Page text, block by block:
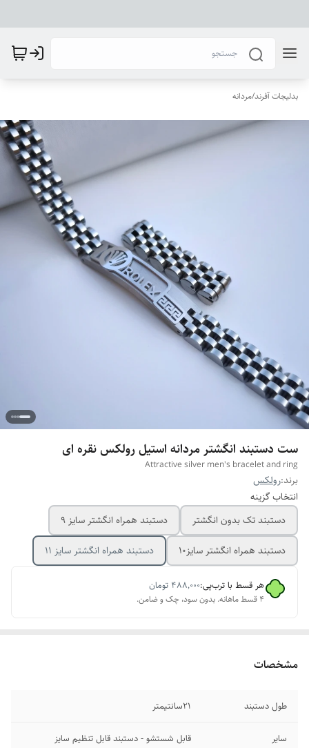
بدلیجات آفرند/مردانه
ست دستبند انگشتر مردانه استیل رولکس نقره ای
Attractive silver men's bracelet and ring
برند:رولکس
انتخاب گزینه
دستبند تک بدون انگشتر
دستبند همراه انگشتر سایز ۹
دستبند همراه انگشتر سایز10
دستبند همراه انگشتر سایز ۱۱
هر قسط با ترب‌پی:۴۸۸٬۰۰۰ تومان
۴ قسط ماهانه. بدون سود، چک و ضامن.
مشخصات
طول دستبند ۲1سانتیمتر
سایر قابل شستشو - دستبند قابل تنظیم سایز